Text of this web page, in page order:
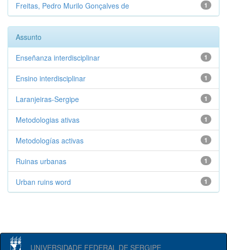
1
Freitas, Pedro Murilo Gonçalves de
Assunto
1
Enseñanza interdisciplinar
1
Ensino interdisciplinar
1
Laranjeiras-Sergipe
1
Metodologias ativas
1
Metodologías activas
1
Ruinas urbanas
1
Urban ruins word
UNIVERSIDADE FEDERAL DE SERGIPE